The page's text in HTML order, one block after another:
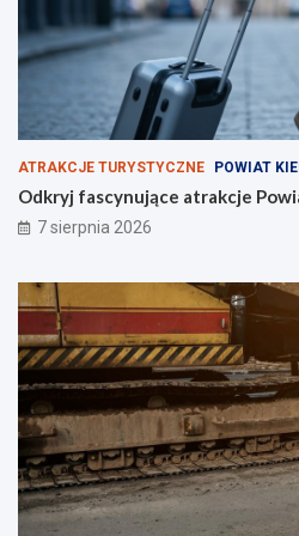
i
e
j
ATRAKCJE TURYSTYCZNE POWIAT
Odkryj fascynujące atrakcje
7 sierpnia 2026